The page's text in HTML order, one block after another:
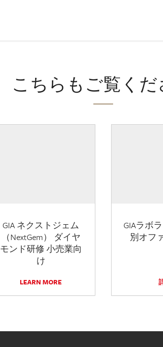
こちらもご覧くだ
GIA ネクストジェム
（NextGem） ダイヤ
モンド研修 小売業向
け
LEARN MORE
GIAラボ
別オフ